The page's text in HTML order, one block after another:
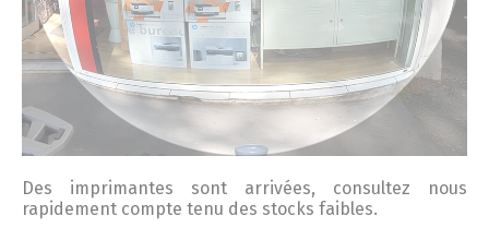
Des imprimantes sont arrivées, consultez nous
rapidement compte tenu des stocks faibles.